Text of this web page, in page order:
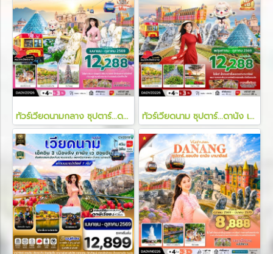
ทัวร์เวียดนามกลาง ซุปตาร์...ดานัง เว้ ฮอยอัน พักบานาฮิลล์ เช็คอินเหนือเมฆ 4 วัน 3 คืน ทัวร์เวียดนาม ซุปตาร์...ดานัง เด้งโดด บานาฮิลล์ 4 วัน 3 คืน